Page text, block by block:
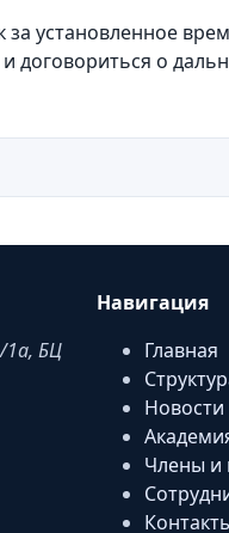
установленное
договориться о
1a, БЦ
Навигация
Главная
Новости
Члены и